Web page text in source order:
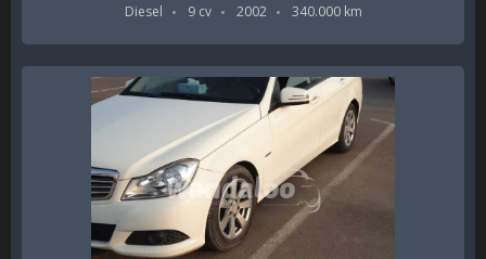
Diesel 9 cv 2002 340.000 km